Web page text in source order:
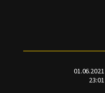
01.06.2021
23:01